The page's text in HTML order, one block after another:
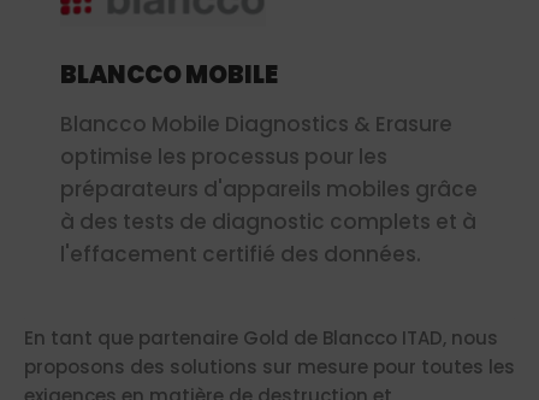
BLANCCO MOBILE
Blancco Mobile Diagnostics & Erasure
optimise les processus pour les
préparateurs d'appareils mobiles grâce
à des tests de diagnostic complets et à
l'effacement certifié des données.
En tant que partenaire Gold de Blancco ITAD, nous
proposons des solutions sur mesure pour toutes les